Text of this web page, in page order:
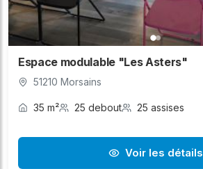
Espace modulable "Les Asters"
51210 Morsains
35 m² 25 debout 25 assises
Voir les détails